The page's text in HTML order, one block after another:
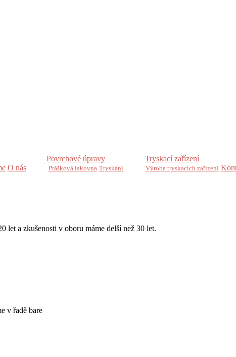
O nás
Povrchové úpravy
Prášková lakovna Tryskání
Tryskací zařízení
Výroba tryskacích zařízení
let a zkušenosti v oboru máme delší než 30 let.
v řadě bare